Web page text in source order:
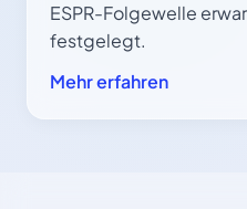
ESPR-Folgewelle
festgelegt.
Mehr erfahren